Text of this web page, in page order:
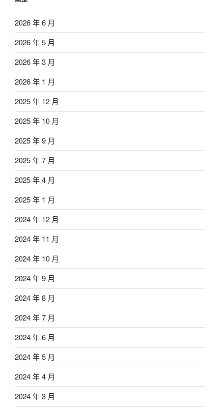
2026 年 6 月
2026 年 5 月
2026 年 3 月
2026 年 1 月
2025 年 12 月
2025 年 10 月
2025 年 9 月
2025 年 7 月
2025 年 4 月
2025 年 1 月
2024 年 12 月
2024 年 11 月
2024 年 10 月
2024 年 9 月
2024 年 8 月
2024 年 7 月
2024 年 6 月
2024 年 5 月
2024 年 4 月
2024 年 3 月